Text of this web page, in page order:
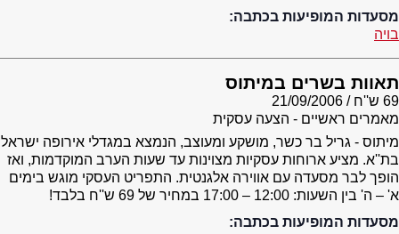
מסעדות המופיעות בכתבה:
בויה
תאוות בשרים במיתוס
69 ש''ח
21/09/2006
מאמרים ראשיים - הצעה עסקית
מיתוס - גריל בר כשר, מושקע ומעוצב, הנמצא במגדלי אירופה ישראל
בת''א. מציע ארוחות עסקיות מצוינות עד שעות הערב המוקדמות, ואז
הופך לבר מסעדה עם אווירה אלגנטית. התפריט העסקי מוגש בימים
א' – ה' בין השעות: 12:00 – 17:00 במחיר של 69 ש''ח בלבד!
מסעדות המופיעות בכתבה: